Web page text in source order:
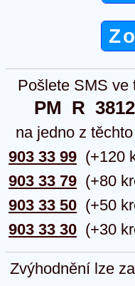
Pošlete SMS ve
PM  R
na jedno z
903 33 99
903 33 79
903 33 50
903 33 30
(+120
(+80
(+50
(+30
Zvýhodnění lze